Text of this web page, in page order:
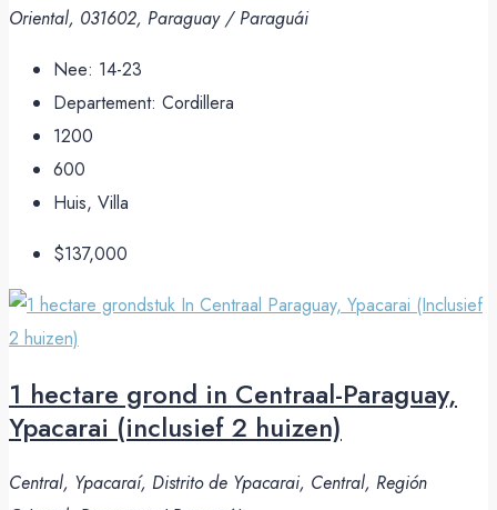
Oriental, 031602, Paraguay / Paraguái
Nee: 14-23
Departement: Cordillera
1200
600
Huis, Villa
$137,000
1 hectare grond in Centraal-Paraguay,
Ypacarai (inclusief 2 huizen)
Central, Ypacaraí, Distrito de Ypacarai, Central, Región